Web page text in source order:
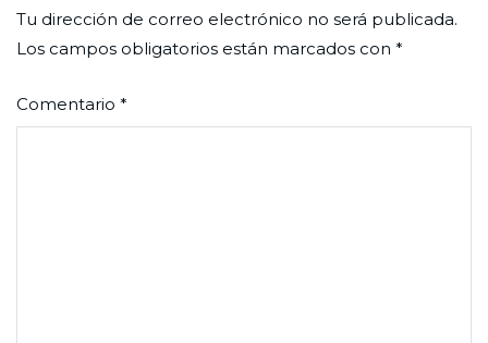
Tu dirección de correo electrónico no será publicada.
Los campos obligatorios están marcados con *
Comentario *